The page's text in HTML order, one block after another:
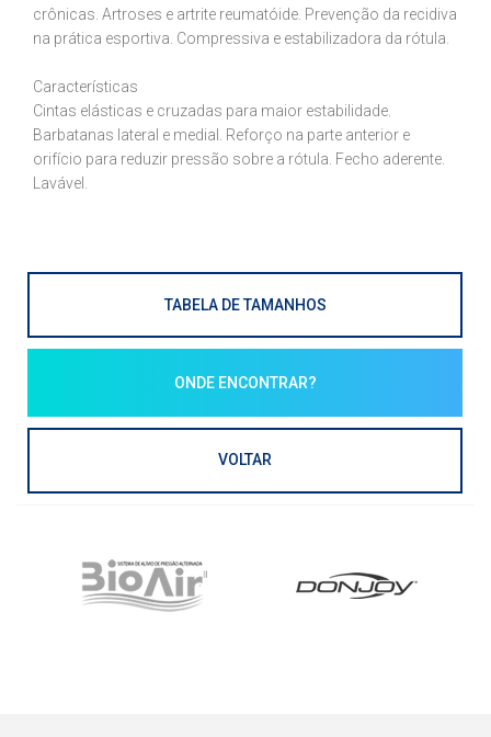
crônicas. Artroses e artrite reumatóide. Prevenção da recidiva
na prática esportiva. Compressiva e estabilizadora da rótula.
Características
Cintas elásticas e cruzadas para maior estabilidade.
Barbatanas lateral e medial. Reforço na parte anterior e
orifício para reduzir pressão sobre a rótula. Fecho aderente.
Lavável.
TABELA DE TAMANHOS
ONDE ENCONTRAR?
VOLTAR